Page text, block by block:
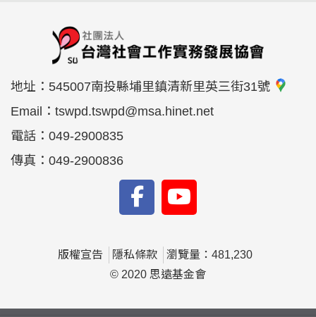
地址： 545007南投縣埔里鎮清新里英三街31號
Email： tswpd.tswpd@msa.hinet.net
電話： 049-2900835
傳真： 049-2900836
版權宣告 隱私條款
瀏覽量：481,230
© 2020 思遠基金會